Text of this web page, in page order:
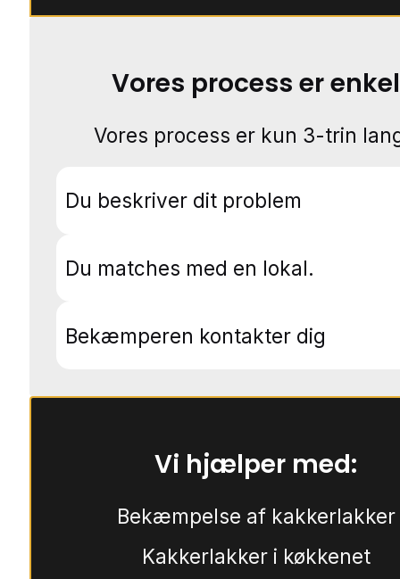
Vores process er enkel
Vores process er kun 3-trin
Du beskriver dit problem
Du matches med en lokal.
Bekæmperen kontakter dig
Vi hjælper med:
Bekæmpelse af kakkerlakker
Kakkerlakker i køkkenet